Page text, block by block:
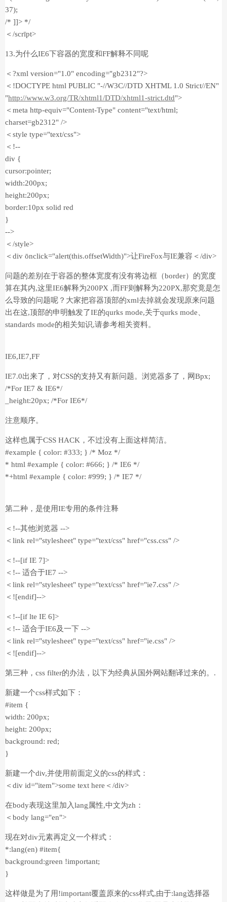
37);
/* ]]> */
＜/scrīpt>
13.为什么IE6下容器的宽度和FF解释不同呢
＜?xml version="1.0" encoding="gb2312"?>
＜!DOCTYPE html PUBLIC "-//W3C//DTD XHTML 1.0 Strict//EN"
"http://www.w3.org/TR/xhtml1/DTD/xhtml1-strict.dtd">
＜meta http-equiv="Content-Type" content="text/html;
charset=gb2312" />
＜style type="text/css">
＜!--
div {
cursor:pointer;
width:200px;
height:200px;
border:10px solid red
}
-->
＜/style>
＜div ōnclick="alert(this.offsetWidth)">让FireFox与IE兼容＜/div>
问题的差别在于容器的整体宽度有没有将边框（border）的宽度
算在其内,这里IE6解释为200PX ,而FF则解释为220PX,那究竟是怎
么导致的问题呢？大家把容器顶部的xml去掉就会发现原来问题
出在这,顶部的申明触发了IE的qurks mode,关于qurks mode、
standards mode的相关知识,请参考相关资料。
IE6,IE7,FF
IE7.0出来了，对CSS的支持又有新问题。浏览器多了，网Bpx;
/*For IE7 & IE6*/
_height:20px; /*For IE6*/
注意顺序。
这样也属于CSS HACK，不过没有上面这样简洁。
#example { color: #333; } /* Moz */
* html #example { color: #666; } /* IE6 */
*+html #example { color: #999; } /* IE7 */
第二种，是使用IE专用的条件注释
＜!--其他浏览器 -->
＜link rel="stylesheet" type="text/css" href="css.css" />
＜!--[if IE 7]>
＜!-- 适合于IE7 -->
＜link rel="stylesheet" type="text/css" href="ie7.css" />
＜![endif]-->
＜!--[if lte IE 6]>
＜!-- 适合于IE6及一下 -->
＜link rel="stylesheet" type="text/css" href="ie.css" />
＜![endif]-->
第三种，css filter的办法，以下为经典从国外网站翻译过来的。.
新建一个css样式如下：
#item {
width: 200px;
height: 200px;
background: red;
}
新建一个div,并使用前面定义的css的样式：
＜div id="item">some text here＜/div>
在body表现这里加入lang属性,中文为zh：
＜body lang="en">
现在对div元素再定义一个样式：
*:lang(en) #item{
background:green !important;
}
这样做是为了用!important覆盖原来的css样式,由于:lang选择器